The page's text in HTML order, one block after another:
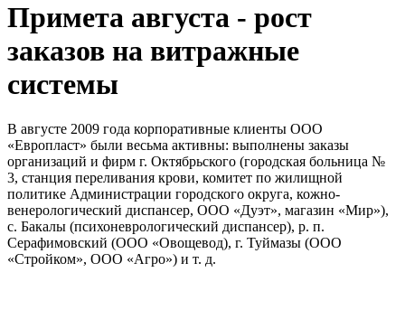
Примета августа - рост
заказов на витражные
системы
В августе 2009 года корпоративные клиенты ООО
«Европласт» были весьма активны: выполнены заказы
организаций и фирм г. Октябрьского (городская больница №
3, станция переливания крови, комитет по жилищной
политике Администрации городского округа, кожно-
венерологический диспансер, ООО «Дуэт», магазин «Мир»),
с. Бакалы (психоневрологический диспансер), р. п.
Серафимовский (ООО «Овощевод), г. Туймазы (ООО
«Стройком», ООО «Агро») и т. д.